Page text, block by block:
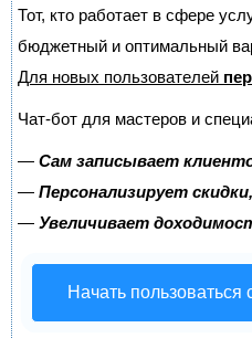
Тот, кто работает в сфере
бюджетный и оптимальный
Для новых пользователей
Чат-бот для мастеров и
— Сам записывает
— Персонализирует
— Увеличивает
Начать пользоваться